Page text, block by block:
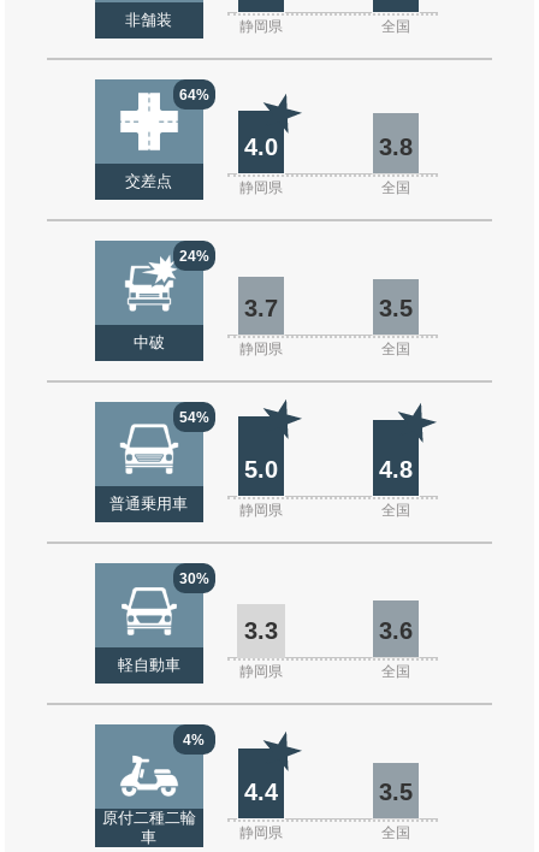
非舗装 静岡県 全国
64%
交差点
4.0 3.8
静岡県 全国
24%
中破
3.7 3.5
静岡県 全国
54%
普通乗用車
5.0 4.8
静岡県 全国
30%
軽自動車
3.3 3.6
静岡県 全国
4%
原付二種二輪
車
4.4 3.5
静岡県 全国